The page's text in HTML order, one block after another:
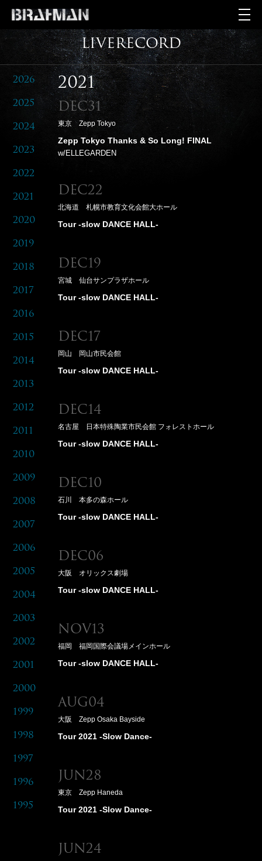
LIVERECORD
2026
2025
2024
2023
2022
2021
2020
2019
2018
2017
2016
2015
2014
2013
2012
2011
2010
2009
2008
2007
2006
2005
2004
2003
2002
2001
2000
1999
1998
1997
1996
1995
2021
Dec31
東京 Zepp Tokyo
Zepp Tokyo Thanks & So Long! FINAL
w/ELLEGARDEN
Dec22
北海道 札幌市教育文化会館大ホール
Tour -slow DANCE HALL-
Dec19
宮城 仙台サンプラザホール
Tour -slow DANCE HALL-
Dec17
岡山 岡山市民会館
Tour -slow DANCE HALL-
Dec14
名古屋 日本特殊陶業市民会館 フォレストホール
Tour -slow DANCE HALL-
Dec10
石川 本多の森ホール
Tour -slow DANCE HALL-
Dec06
大阪 オリックス劇場
Tour -slow DANCE HALL-
Nov13
福岡 福岡国際会議場メインホール
Tour -slow DANCE HALL-
Aug04
大阪 Zepp Osaka Bayside
Tour 2021 -Slow Dance-
Jun28
東京 Zepp Haneda
Tour 2021 -Slow Dance-
Jun24